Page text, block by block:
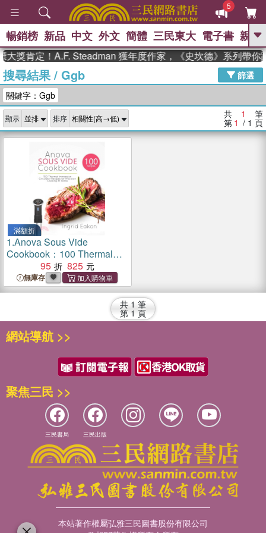
5
GO
高希均教授回憶錄
、 The Odyssey 、 父親節 、 如果歷
獎 臺灣漫遊錄 、 方念華 、 台灣的李
登輝時代
數學女孩：黎曼猜想 、
偉大的迷走神經
暢銷榜 新品 中文 外文 簡體 三民東大 電子書 親子
獎肯定！A.F. Steadman 獲年度作家，《史坎德》系列帶你
搜尋結果/ Ggb
篩選
關鍵字：Ggb
顯示 排序 共 1 筆
第 1 / 1 頁
滿額折
1.Anova Sous Vide
Cookbook：100 Thermal
Immersion Circulator
Recipes for Precision
Cooking At Home
95 825
無庫存
共 1 筆
第 1 頁
網站導航 >>
聚焦三民 >>
三民書局 三民出版
本站著作權屬弘雅三民圖書股份有限公司